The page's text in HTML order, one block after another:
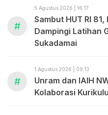
#
5 Agustus 2026 | 16:17
Sambut HUT RI
Dampingi Latihan
Sukadamai
#
1 Agustus 2026 | 09:13
Unram dan IAIH
Kolaborasi